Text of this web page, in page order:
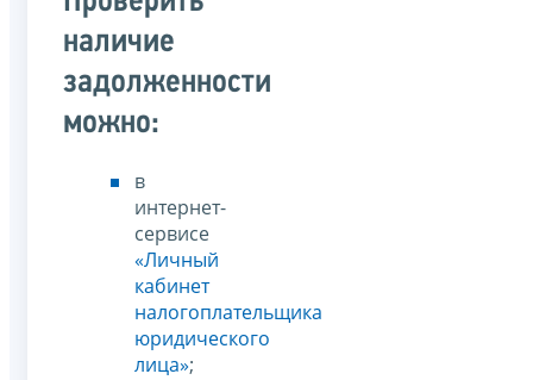
наличие
задолженности
можно:
в
интернет-
сервисе
«Личный
кабинет
налогоплательщика
юридического
лица»;